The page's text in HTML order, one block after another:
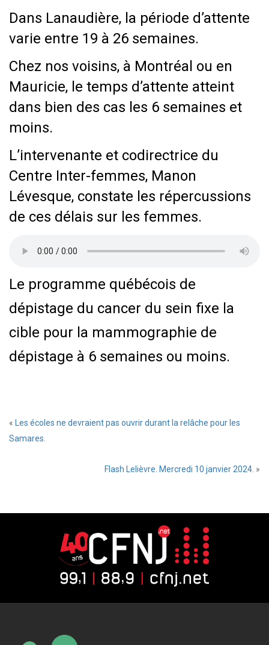
Dans Lanaudière, la période d’attente
varie entre 19 à 26 semaines.
Chez nos voisins, à Montréal ou en
Mauricie, le temps d’attente atteint
dans bien des cas les 6 semaines et
moins.
L’intervenante et codirectrice du
Centre Inter-femmes, Manon
Lévesque, constate les répercussions
de ces délais sur les femmes.
Le programme québécois de
dépistage du cancer du sein fixe la
cible pour la mammographie de
dépistage à 6 semaines ou moins.
« Les écoles ne devraient pas ouvrir durant la relâche pour les
Samares.
Flash Lelièvre. Mercredi 10 janvier 2024. »